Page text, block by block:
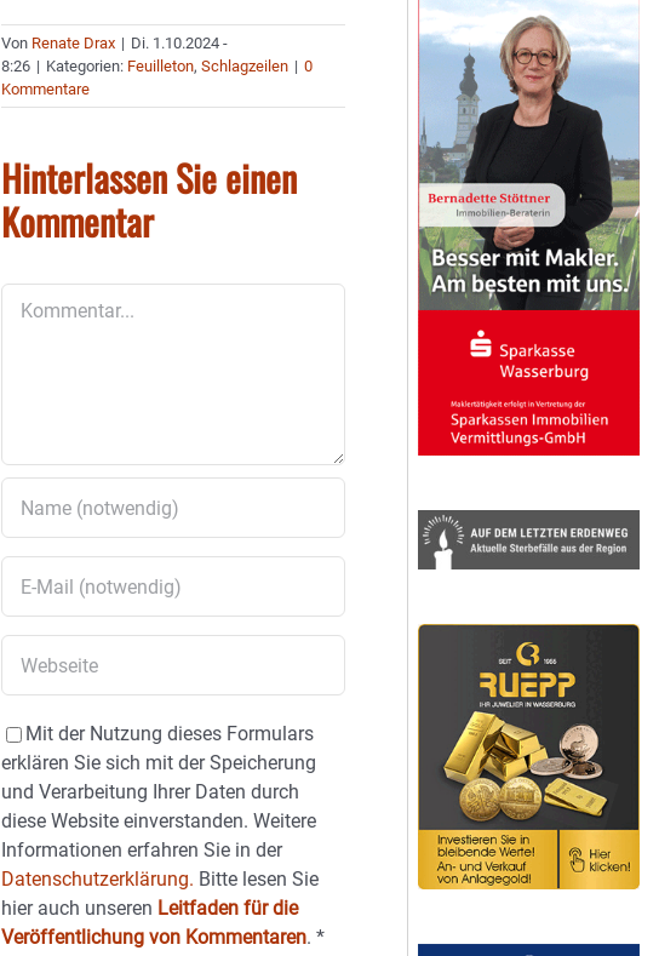
Von Renate Drax | Di. 1.10.2024 -
8:26 | Kategorien: Feuilleton,Schlagzeilen | 0
Kommentare
Hinterlassen Sie einen
Kommentar
Mit der Nutzung dieses Formulars
erklären Sie sich mit der Speicherung
und Verarbeitung Ihrer Daten durch
diese Website einverstanden. Weitere
Informationen erfahren Sie in der
Datenschutzerklärung. Bitte lesen Sie
hier auch unseren Leitfaden für die
Veröffentlichung von Kommentaren.*